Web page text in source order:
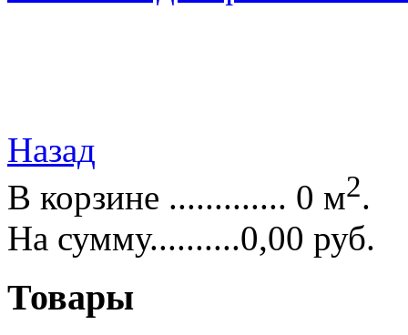
Назад
В корзине ............. 0 м2.
На сумму..........0,00 руб.
Товары